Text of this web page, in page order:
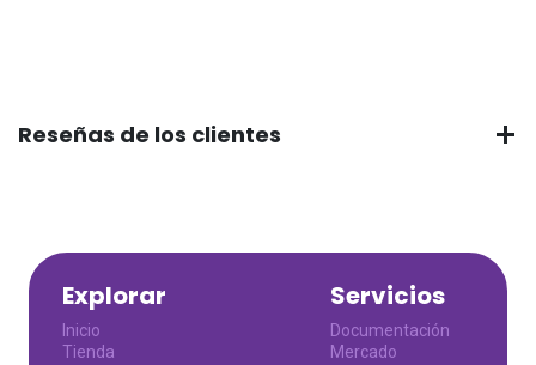
Reseñas de los clientes
Explorar
Inicio
Tienda
Servicios
Documentación
Mercado